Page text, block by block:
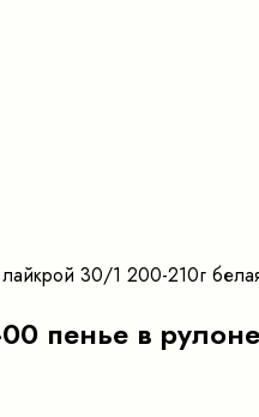
лайкрой 30/1 200-210г
пенье в рулоне